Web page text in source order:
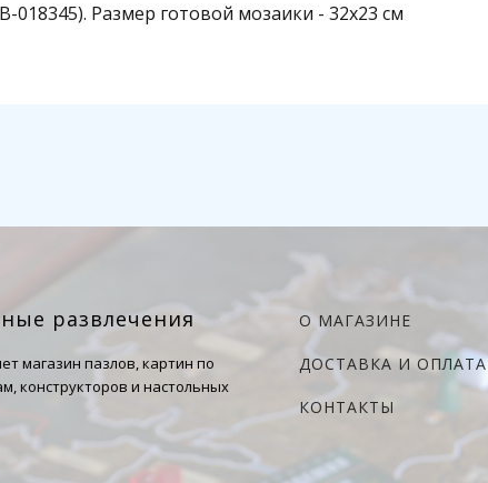
018345). Размер готовой мозаики - 32х23 см
развлечения
магазин пазлов, картин по
конструкторов и настольных
О МАГАЗИНЕ
ДОСТАВКА И ОПЛАТА
КОНТАКТЫ